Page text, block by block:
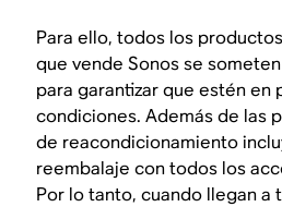
Para ello, todos los
que vende Sonos se
para garantizar que estén en
condiciones. Además de las
de reacondicionamiento
reembalaje con todos los
Por lo tanto, cuando llegan a